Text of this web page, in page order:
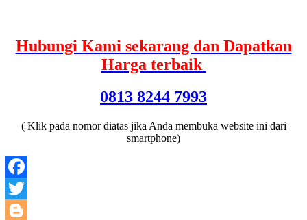
Hubungi Kami sekarang dan Dapatkan
Harga terbaik
0813 8244 7993
( Klik pada nomor diatas jika Anda membuka website ini dari
smartphone)
Facebook
Twitter